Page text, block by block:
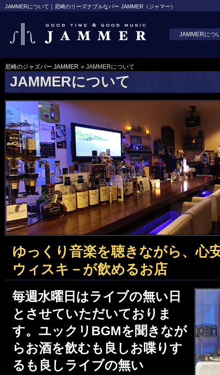
JAMMERについて｜尼崎のリーズナブルなバー JAMMER（ジャマー）
JAMMERにつ
尼崎のジャズバー JAMMER » JAMMERについて
JAMMERについて
ゆっくり音楽を聴きながら、心
ウィスキ－が飲めるお店
毎週水曜日はライブの無い日
とさせていただいておりま
す。ユックリBGMを聞きなが
らお酒を飲むも良しお喋りす
るも良しライブの無い